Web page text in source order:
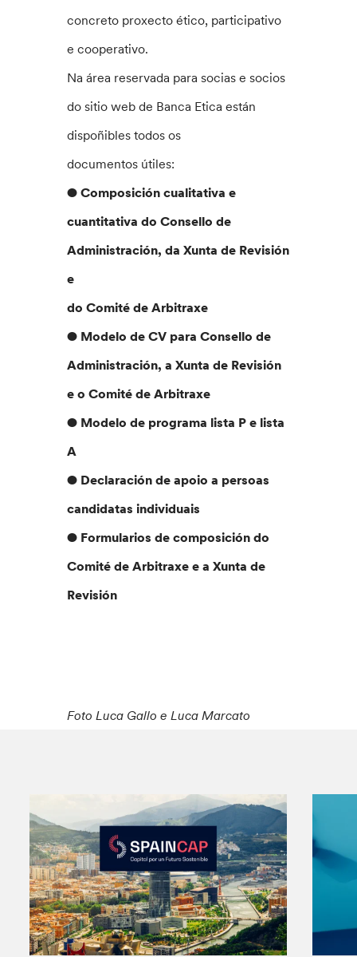
concreto proxecto ético, participativo
e cooperativo.
Na área reservada para socias e socios
do sitio web de Banca Etica están
dispoñibles todos os
documentos útiles:
● Composición cualitativa e
cuantitativa do Consello de
Administración, da Xunta de Revisión
e
do Comité de Arbitraxe
● Modelo de CV para Consello de
Administración, a Xunta de Revisión
e o Comité de Arbitraxe
● Modelo de programa lista P e lista
A
● Declaración de apoio a persoas
candidatas individuais
● Formularios de composición do
Comité de Arbitraxe e a Xunta de
Revisión
Foto Luca Gallo e Luca Marcato